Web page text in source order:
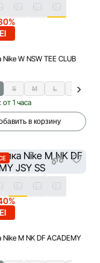
W NSW TEE CLUB
S M L XL
1 часа
в корзину
M NK DF ACADEMY